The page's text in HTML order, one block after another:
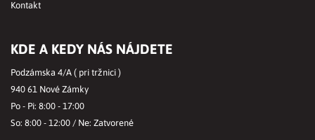
Kontakt
KDE A KEDY NÁS NÁJDETE
Podzámska 4/A ( pri tržnici )
940 61 Nové Zámky
Po - Pi: 8:00 - 17:00
So: 8:00 - 12:00 / Ne: Zatvorené